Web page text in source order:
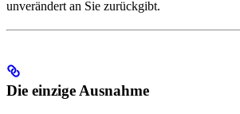
unverändert an Sie zurückgibt.
Die einzige Ausnahme